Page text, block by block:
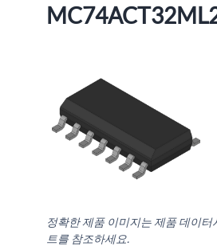
정확한 제품 이미지는 제품 데이터
트를 참조하세요.